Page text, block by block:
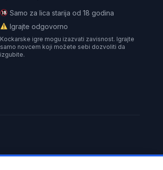
Samo za lica starija od 18 godina
Igrajte odgovorno
Kockarske igre mogu izazvati zavisnost. Igrajte
samo novcem koji možete sebi dozvoliti da
izgubite.